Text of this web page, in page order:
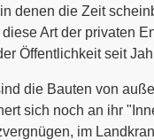
denen die Zeit
Art der privaten
Öffentlichkeit seit
die Bauten von
sich noch an ihr
im